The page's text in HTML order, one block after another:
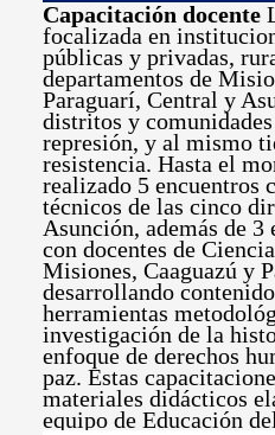
Capacitación docente
focalizada en
públicas y privadas,
departamentos de
Paraguarí, Central y
distritos y
represión, y al mismo
resistencia. Hasta el
realizado 5 encuentros
técnicos de las cinco
Asunción, además de
con docentes de
Misiones, Caaguazú y
desarrollando
herramientas
investigación de la
enfoque de derechos
paz. Estas
materiales didácticos
equipo de Educación